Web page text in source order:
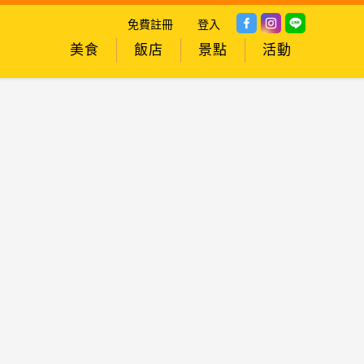
免費註冊 登入
美食 飯店 景點 活動